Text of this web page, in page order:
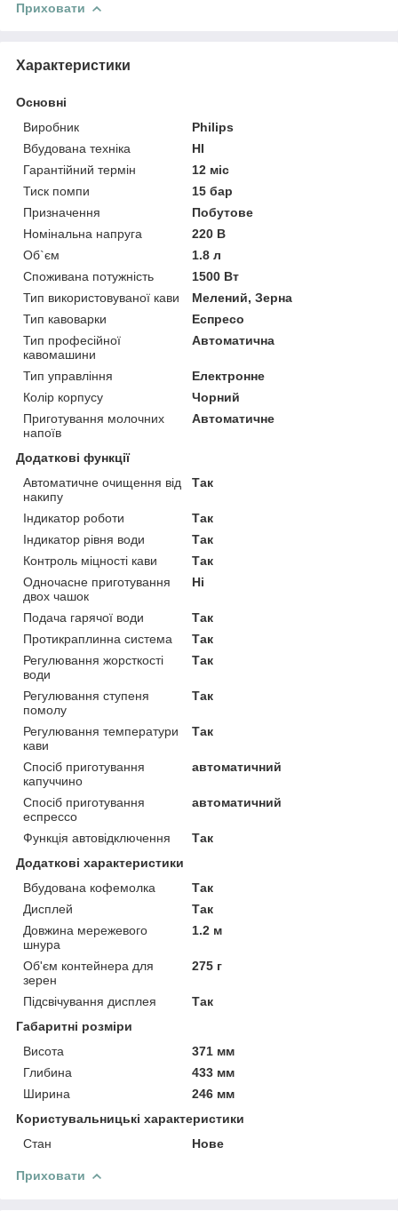
Приховати
Характеристики
Основні
Виробник
Philips
Вбудована техніка
НІ
Гарантійний термін
12 міс
Тиск помпи
15 бар
Призначення
Побутове
Номінальна напруга
220 В
Об`єм
1.8 л
Споживана потужність
1500 Вт
Тип використовуваної кави
Мелений, Зерна
Тип кавоварки
Еспресо
Тип професійної
кавомашини
Автоматична
Тип управління
Електронне
Колір корпусу
Чорний
Приготування молочних
напоїв
Автоматичне
Додаткові функції
Автоматичне очищення від
накипу
Так
Індикатор роботи
Так
Індикатор рівня води
Так
Контроль міцності кави
Так
Одночасне приготування
двох чашок
Ні
Подача гарячої води
Так
Протикраплинна система
Так
Регулювання жорсткості
води
Так
Регулювання ступеня
помолу
Так
Регулювання температури
кави
Так
Спосіб приготування
капуччино
автоматичний
Спосіб приготування
еспрессо
автоматичний
Функція автовідключення
Так
Додаткові характеристики
Вбудована кофемолка
Так
Дисплей
Так
Довжина мережевого
шнура
1.2 м
Об'єм контейнера для
зерен
275 г
Підсвічування дисплея
Так
Габаритні розміри
Висота
371 мм
Глибина
433 мм
Ширина
246 мм
Користувальницькі характеристики
Стан
Нове
Приховати